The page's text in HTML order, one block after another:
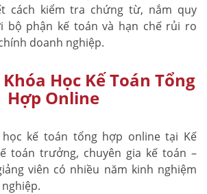
cách kiểm tra chứng từ, nắm quy
bộ phận kế toán và hạn chế rủi ro
doanh nghiệp.
Học Kế Toán Tổng
Hợp Online
học kế toán tổng hợp online tại Kế
toán trưởng, chuyên gia kế toán –
viên có nhiều năm kinh nghiệm